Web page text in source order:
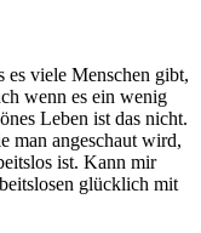
es viele Menschen gibt,
wenn es ein wenig
Leben ist das nicht.
man angeschaut wird,
ist. Kann mir
glücklich mit